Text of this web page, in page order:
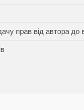
прав від автора до